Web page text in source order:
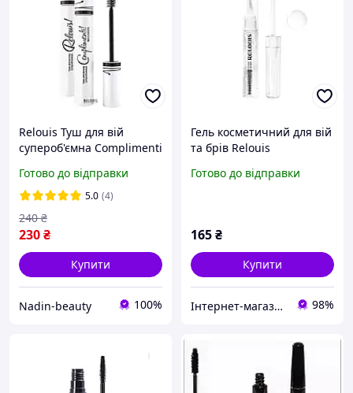
Relouis Туш для вій
супероб'ємна Complimenti
Готово до відправки
5.0 (4)
230₴
240 ₴
Купити
Nadin-beauty 100%
Гель косметичний для вій
та брів Relouis
Готово до відправки
165₴
Купити
Інтернет-магазин косметики "Lushlume" 98%